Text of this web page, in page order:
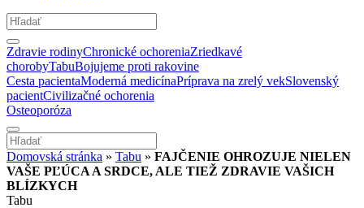
Zdravie rodinyChronické ochoreniaZriedkavé
chorobyTabuBojujeme proti rakovine
Cesta pacientaModerná medicínaPríprava na zrelý vekSlovenský
pacientCivilizačné ochorenia
Osteoporóza
Domovská stránka » Tabu » FAJČENIE OHROZUJE NIELEN
VAŠE PĽÚCA A SRDCE, ALE TIEŽ ZDRAVIE VAŠICH
BLÍZKYCH
Tabu